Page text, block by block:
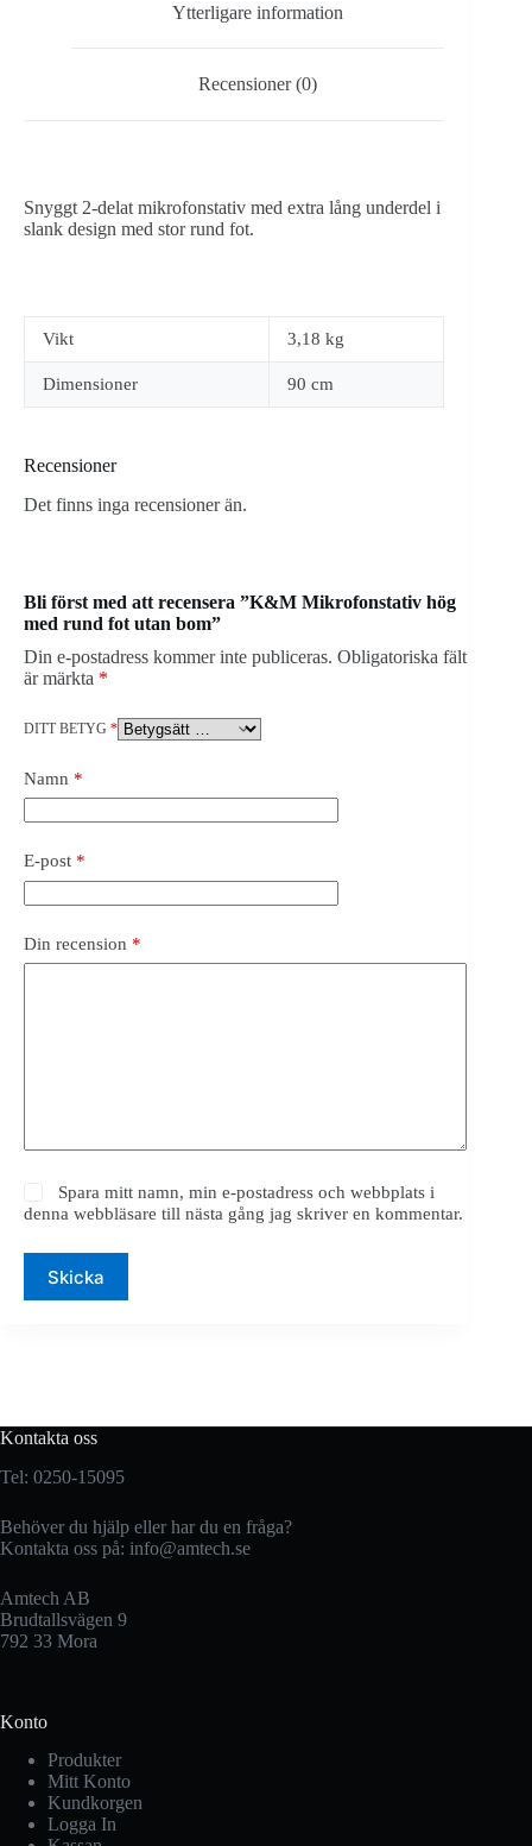
Ytterligare information
Recensioner (0)
Snyggt 2-delat mikrofonstativ med extra lång underdel i
slank design med stor rund fot.
Vikt 3,18 kg
Dimensioner 90 cm
Recensioner
Det finns inga recensioner än.
Bli först med att recensera ”K&M Mikrofonstativ hög
med rund fot utan bom”
Din e-postadress kommer inte publiceras. Obligatoriska fält
är märkta *
DITT BETYG *
Namn *
E-post *
Din recension *
Spara mitt namn, min e-postadress och webbplats i
denna webbläsare till nästa gång jag skriver en kommentar.
Skicka
Kontakta oss
Tel: 0250-15095
Behöver du hjälp eller har du en fråga?
Kontakta oss på: info@amtech.se
Amtech AB
Brudtallsvägen 9
792 33 Mora
Konto
Produkter
Mitt Konto
Kundkorgen
Logga In